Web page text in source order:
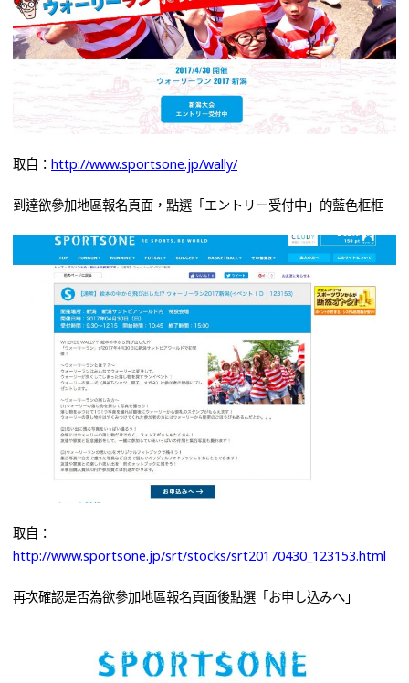
取自： http://www.sportsone.jp/wally/
到達欲參加地區報名頁面，點選「エントリー受付中」的藍色框框
取自：
http://www.sportsone.jp/srt/stocks/srt20170430_123153.html
再次確認是否為欲參加地區報名頁面後點選「お申し込みへ」